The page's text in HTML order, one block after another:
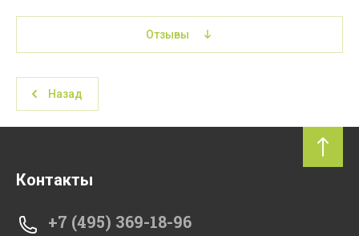
Отзывы
Назад
Контакты
+7 (495) 369-18-96